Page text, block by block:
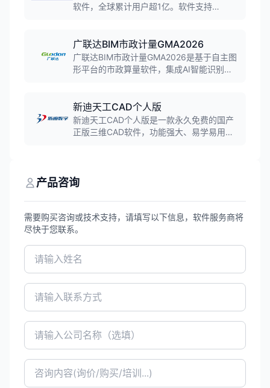
软件，全球累计用户超1亿。软件支持
电脑手机平板都能看图改图。
广联达BIM市政计量GMA2026
广联达BIM市政计量GMA2026是基于自主图
形平台的市政算量软件，集成AI智能识别与
量与成本分析。
新迪天工CAD个人版
新迪天工CAD个人版是一款永久免费的国产
正版三维CAD软件，功能强大、易学易用，
产品咨询
需要购买咨询或技术支持，请填写以下信息，软件服务商将
尽快于您联系。